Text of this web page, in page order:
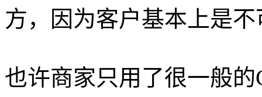
方，因为客户基本上是
也许商家只用了很一般